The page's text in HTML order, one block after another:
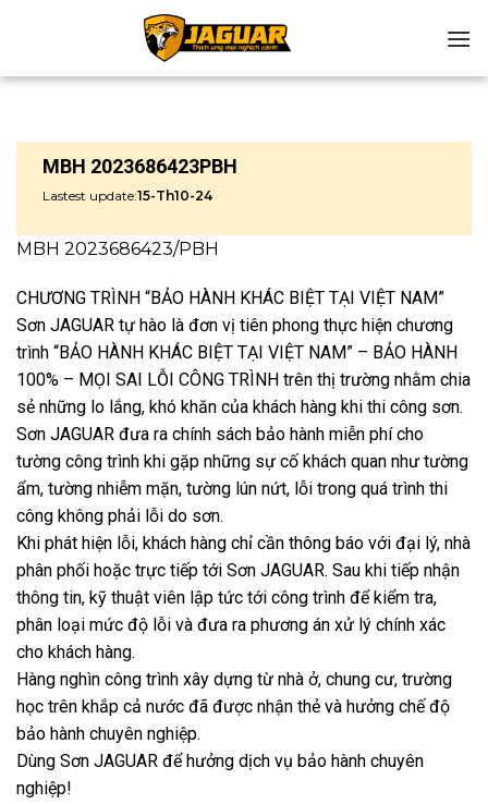
MBH 2023686423PBH
Lastest update:15-Th10-24
MBH 2023686423/PBH
CHƯƠNG TRÌNH “BẢO HÀNH KHÁC BIỆT TẠI VIỆT NAM”
Sơn JAGUAR tự hào là đơn vị tiên phong thực hiện chương
trình “BẢO HÀNH KHÁC BIỆT TẠI VIỆT NAM” – BẢO HÀNH
100% – MỌI SAI LỖI CÔNG TRÌNH trên thị trường nhằm chia
sẻ những lo lắng, khó khăn của khách hàng khi thi công sơn.
Sơn JAGUAR đưa ra chính sách bảo hành miễn phí cho
tường công trình khi gặp những sự cố khách quan như tường
ẩm, tường nhiễm mặn, tường lún nứt, lỗi trong quá trình thi
công không phải lỗi do sơn.
Khi phát hiện lỗi, khách hàng chỉ cần thông báo với đại lý, nhà
phân phối hoặc trực tiếp tới Sơn JAGUAR. Sau khi tiếp nhận
thông tin, kỹ thuật viên lập tức tới công trình để kiểm tra,
phân loại mức độ lỗi và đưa ra phương án xử lý chính xác
cho khách hàng.
Hàng nghìn công trình xây dựng từ nhà ở, chung cư, trường
học trên khắp cả nước đã được nhận thẻ và hưởng chế độ
bảo hành chuyên nghiệp.
Dùng Sơn JAGUAR để hưởng dịch vụ bảo hành chuyên
nghiệp!